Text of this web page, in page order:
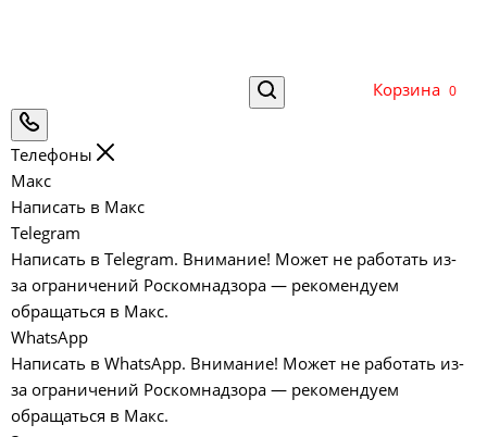
Корзина 0
Телефоны
Макс
Написать в Макс
Telegram
Написать в Telegram. Внимание! Может не работать из-
за ограничений Роскомнадзора — рекомендуем
обращаться в Макс.
WhatsApp
Написать в WhatsApp. Внимание! Может не работать из-
за ограничений Роскомнадзора — рекомендуем
обращаться в Макс.